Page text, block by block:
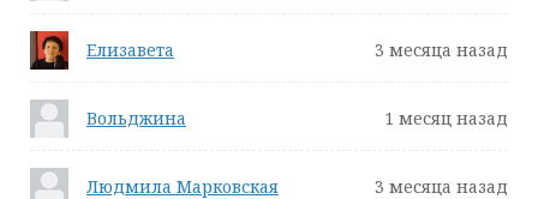
Елизавета 3 месяца назад
Вольджина 1 месяц назад
Людмила Марковская 3 месяца назад